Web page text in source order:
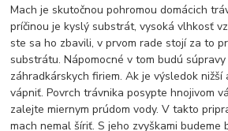
Mach je skutočnou pohromou domácich
príčinou je kyslý substrát, vysoká vlhkosť
ste sa ho zbavili, v prvom rade stojí za to
substrátu. Nápomocné v tom budú
záhradkárskych firiem. Ak je výsledok nižší
vápniť. Povrch trávnika posypte hnojivom
zalejte miernym prúdom vody. V takto
mach nemal šíriť. S jeho zvyškami budeme